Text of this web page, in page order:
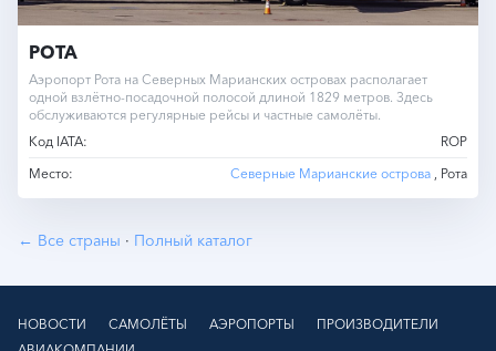
РОТА
Аэропорт Рота на Северных Марианских островах располагает
одной взлётно-посадочной полосой длиной 1829 метров. Здесь
обслуживаются регулярные рейсы и частные самолёты.
Код IATA:
ROP
Место:
Северные Марианские острова , Рота
← Все страны · Полный каталог
НОВОСТИ САМОЛЁТЫ АЭРОПОРТЫ
ПРОИЗВОДИТЕЛИ